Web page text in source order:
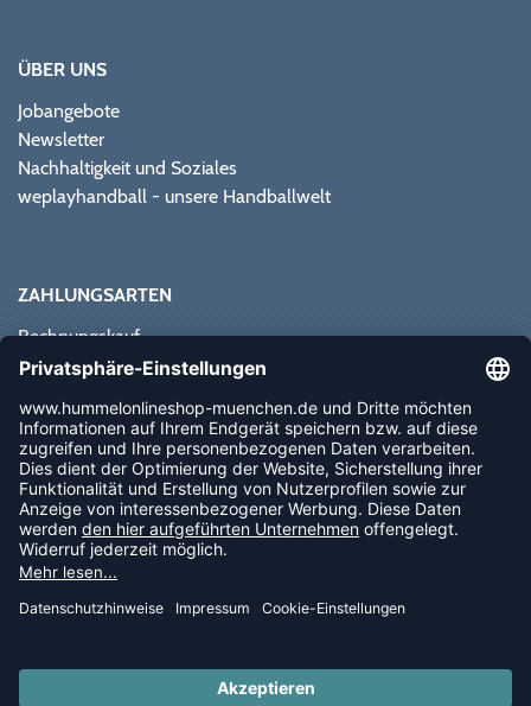
ÜBER UNS
Jobangebote
Newsletter
Nachhaltigkeit und Soziales
weplayhandball - unsere Handballwelt
ZAHLUNGSARTEN
Rechnungskauf
Paypal
Vorkasse
Sofortüberweisung
NEWSLETTER